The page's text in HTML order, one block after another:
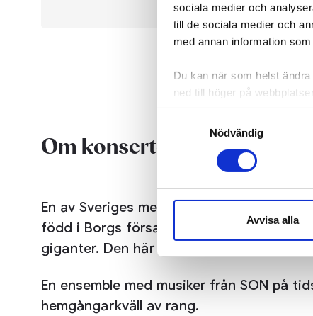
sociala medier och
till de sociala medier och
med annan information
Du kan när som helst
ned till höger på
Samtyckesval
Nödvändig
Avvisa alla
Om konserten
En av Sveriges mest framgångsrika
född i Borgs församling 1701,
giganter. Den här kvällen får vi bekanta
En ensemble med musiker från SON på
hemgångarkväll av rang.